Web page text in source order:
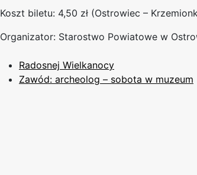
Koszt biletu: 4,50 zł (Ostrowiec –
Organizator: Starostwo Powiatowe w
Radosnej Wielkanocy
Zawód: archeolog – sobota w muzeum